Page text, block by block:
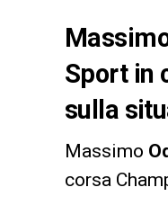
Sport in
sulla
Massimo
corsa